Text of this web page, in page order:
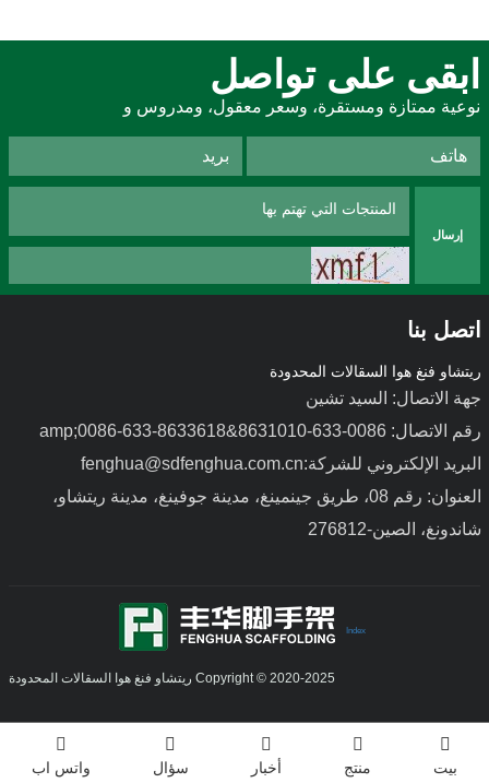
قوالب فولاذية خفيفة الوزن قوالب صب من سبائك الألومنيوم
ابقى على تواصل
نوعية ممتازة ومستقرة، وسعر معقول، ومدروس و
إرسال
اتصل بنا
ريتشاو فنغ هوا السقالات المحدودة
جهة الاتصال: السيد تشين
رقم الاتصال: 0086-633-8631010&amp;0086-633-8633618
البريد الإلكتروني للشركة:fenghua@sdfenghua.com.cn
العنوان: رقم 08، طريق جينمينغ، مدينة جوفينغ، مدينة ريتشاو،
شاندونغ، الصين-276812
Copyright © 2020-2025 ريتشاو فنغ هوا السقالات المحدودة
Index
بيت منتج أخبار سؤال واتس اب